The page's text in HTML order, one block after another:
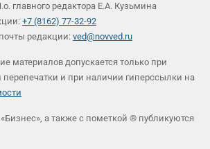
главного редактора Е.А. Кузьмина
+7 (8162) 77-32-92
редакции: ved@novved.ru
материалов допускается только при
и при наличии гиперссылки на
а также с пометкой ® публикуются